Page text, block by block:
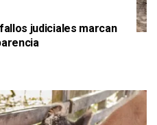
judiciales marcan